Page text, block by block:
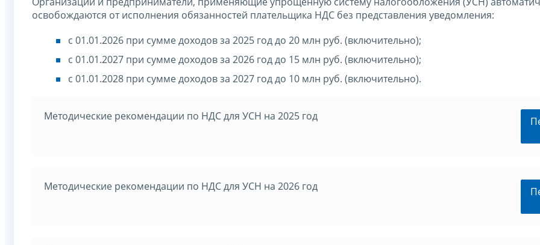
освобождаются от исполнения обязанностей плательщика НДС без представления уведомления:
с 01.01.2026 при сумме доходов за 2025 год до 20 млн руб. (включительно);
с 01.01.2027 при сумме доходов за 2026 год до 15 млн руб. (включительно);
с 01.01.2028 при сумме доходов за 2027 год до 10 млн руб. (включительно).
Методические рекомендации по НДС для УСН на 2025 год
Методические рекомендации по НДС для УСН на 2026 год